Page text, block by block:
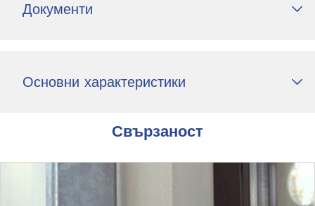
Документи
Основни характеристики
Свързаност